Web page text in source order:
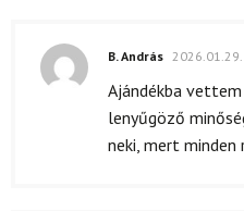
B. András 2026.01.29.
Ajándékba
lenyűgöző
neki, mert